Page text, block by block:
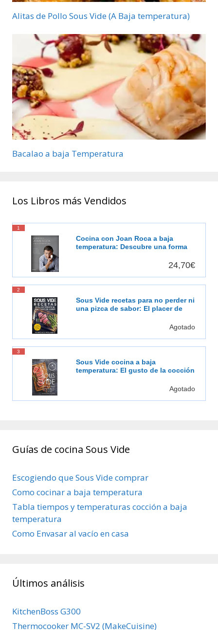
Alitas de Pollo Sous Vide (A Baja temperatura)
Bacalao a baja Temperatura
Los Libros más Vendidos
1
Cocina con Joan Roca a baja
temperatura: Descubre una forma
24,70€
2
Sous Vide recetas para no perder ni
una pizca de sabor: El placer de
Agotado
3
Sous Vide cocina a baja
temperatura: El gusto de la cocción
Agotado
Guías de cocina Sous Vide
Escogiendo que Sous Vide comprar
Como cocinar a baja temperatura
Tabla tiempos y temperaturas cocción a baja
temperatura
Como Envasar al vacío en casa
Últimos análisis
KitchenBoss G300
Thermocooker MC-SV2 (MakeCuisine)